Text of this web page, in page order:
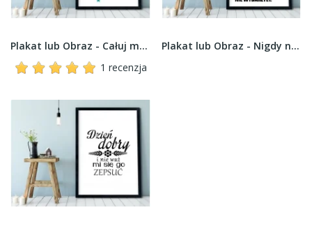
Plakat lub Obraz - Całuj mnie na dobranoc
1 recenzja
Plakat lub Obraz - Nigdy nie wkurwiaj kobiety